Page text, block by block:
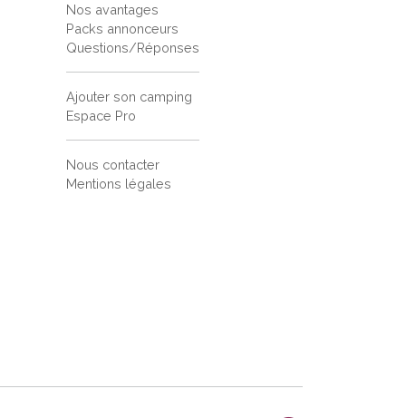
Nos avantages
Packs annonceurs
Questions/Réponses
Ajouter son camping
Espace Pro
Nous contacter
Mentions légales